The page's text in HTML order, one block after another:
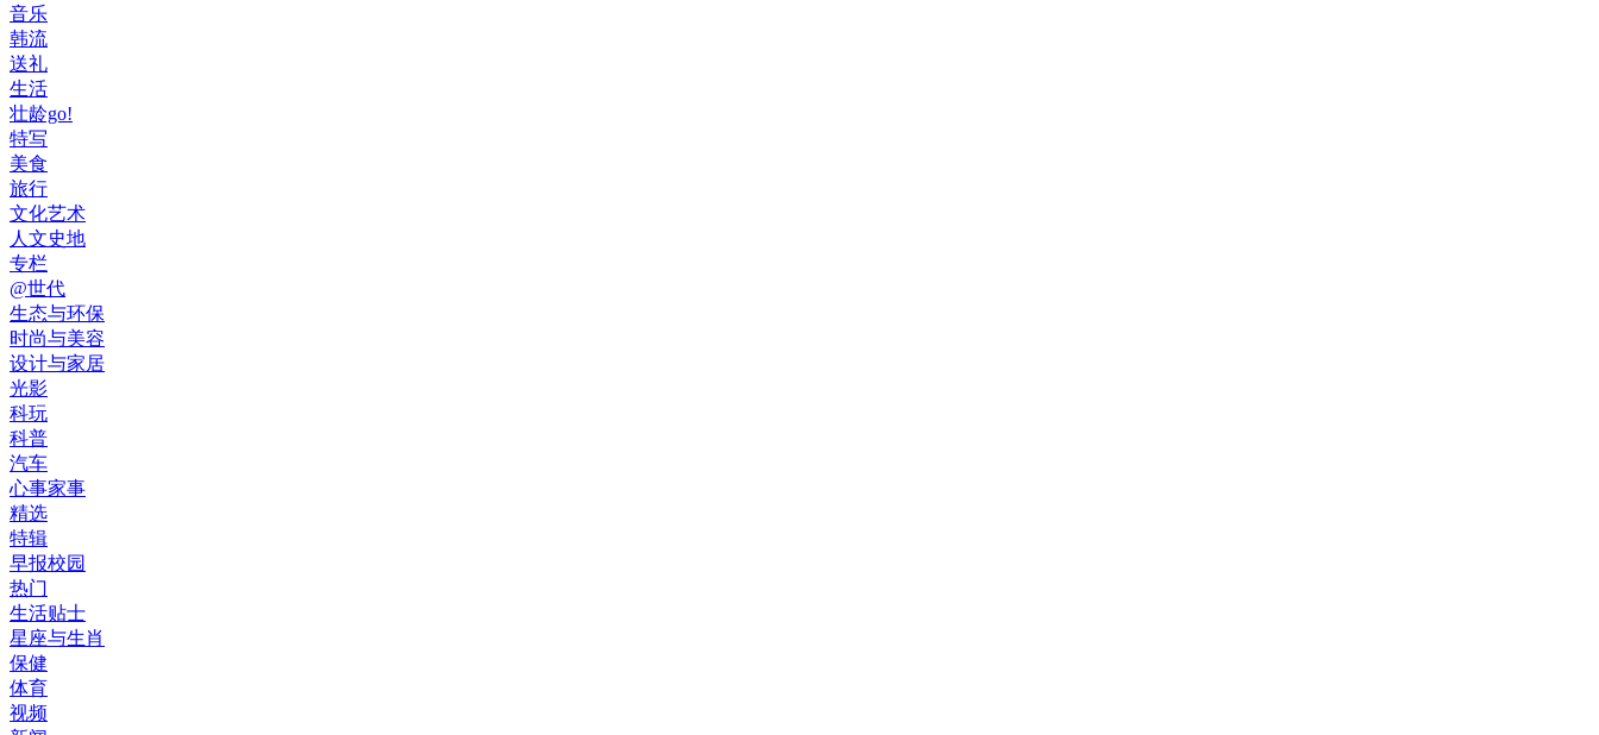
音乐
韩流
送礼
生活
壮龄go!
特写
美食
旅行
文化艺术
人文史地
专栏
@世代
生态与环保
时尚与美容
设计与家居
光影
科玩
科普
汽车
心事家事
精选
特辑
早报校园
热门
生活贴士
星座与生肖
保健
体育
视频